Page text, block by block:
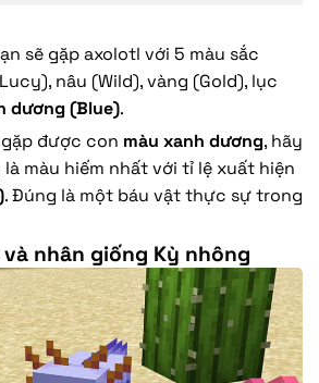
sẽ gặp axolotl với 5 màu sắc
nâu (Wild), vàng (Gold), lục
dương (Blue).
được con màu xanh dương, hãy
màu hiếm nhất với tỉ lệ xuất hiện
. Đúng là một báu vật thực sự trong
nhân giống Kỳ nhông